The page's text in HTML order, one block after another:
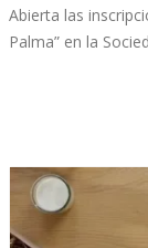
Abierta las
Palma” en la